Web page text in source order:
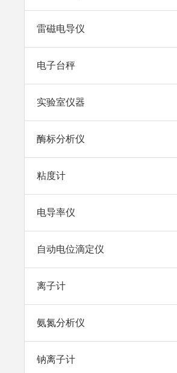
雷磁电导仪
电子台秤
实验室仪器
酶标分析仪
粘度计
电导率仪
自动电位滴定仪
离子计
氨氮分析仪
钠离子计